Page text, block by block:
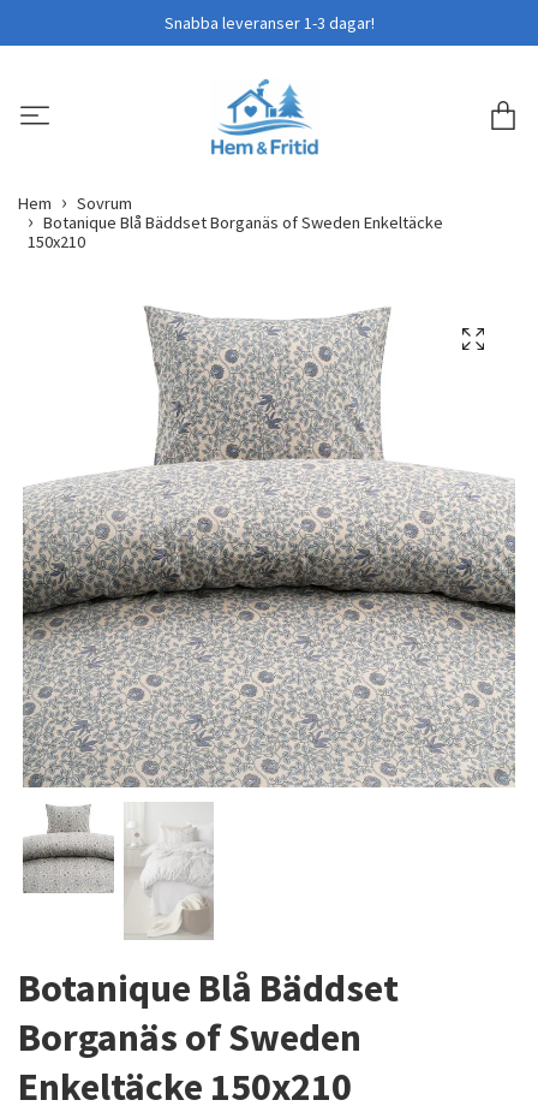
Snabba leveranser 1-3 dagar!
Hem
Sovrum
Botanique Blå Bäddset Borganäs of Sweden Enkeltäcke
150x210
Botanique Blå Bäddset
Borganäs of Sweden
Enkeltäcke 150x210